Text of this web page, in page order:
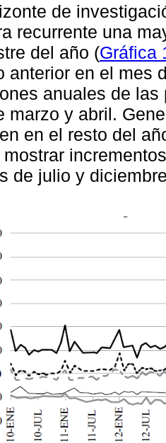
de
recurrente una
del año (Gráfica
anterior en el mes
anuales de
marzo y abril.
en el resto del
de julio y